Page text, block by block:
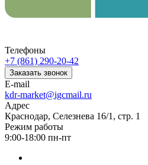
Телефоны
+7 (861) 290-20-42
Заказать звонок
E-mail
kdr-market@igcmail.ru
Адрес
Краснодар, Селезнева 16/1, стр. 1
Режим работы
9:00-18:00 пн-пт